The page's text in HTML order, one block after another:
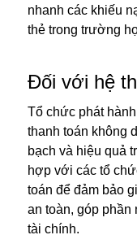
nhanh các khiếu
thẻ trong trường
Đối với hệ
Tổ chức phát
thanh toán không
bạch và hiệu quả
hợp với các tổ
toán để đảm bảo
an toàn, góp phần
tài chính.